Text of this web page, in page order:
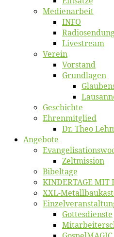
Me­di­en­ar­beit
INFO
Live­stream
Ver­ein
Vor­stand
Grund­la­gen
Ge­schich­te
Eh­ren­mit­glied
Dr. Theo
An­ge­bo­te
Zelt­mis­si­on
Bi­bel­ta­ge
KINDERTAGE MIT
XXL-
Got­tes­diens­te